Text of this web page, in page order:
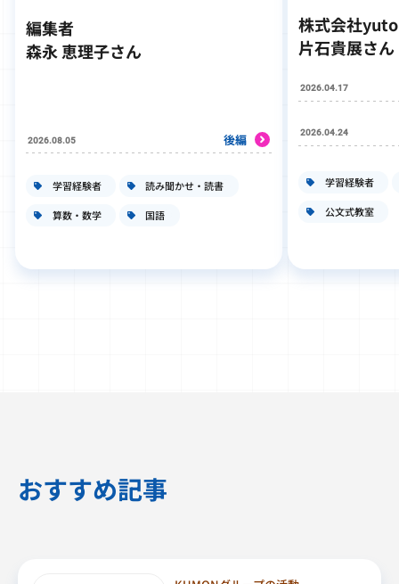
編集者
森永 恵理子さん
2026.08.05 後編
学習経験者 読み聞かせ・読書
算数・数学 国語
株式会社
片石貴展さん
2026.04.17
2026.04.24
学習経験者
公文式教室
おすすめ記事